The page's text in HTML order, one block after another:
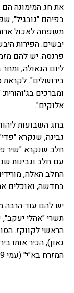
את חג המימונה הם
בפיהם "גובגיל",
משפחה לאכול
יבשים. הפירות
פרנסה. יש להם
ליום הגאולה, ומחר
בירושלים". לקראת
ומברכים בג'והורית:
אלוקים".
בחג השבועות
גבינה, שנקרא "פדי"
חלב שנקרא "שיר
עם חלב וגבינות
החלב האלה,
בחדשה, ואוכלים
יש להם עוד הרבה
הראשי לקווקז.
גאון), הכיר אותו
המזרח בא"י" (עמי 289).